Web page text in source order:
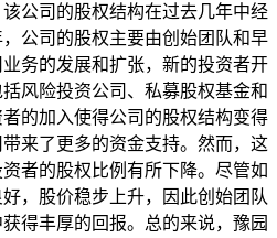
公司的股权结构在过去几年中经
公司的股权主要由创始团队和早
务的发展和扩张，新的投资者开
风险投资公司、私募股权基金和
的加入使得公司的股权结构变得
来了更多的资金支持。然而，这
者的股权比例有所下降。尽管如
，股价稳步上升，因此创始团队
得丰厚的回报。总的来说，豫园